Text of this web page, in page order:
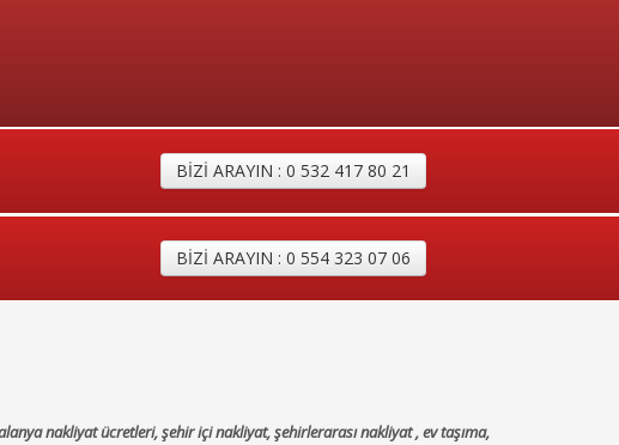
BİZİ ARAYIN : 0 532 417 80 21
BİZİ ARAYIN : 0 554 323 07 06
nakliyat ücretleri, şehir içi nakliyat, şehirlerarası nakliyat , ev taşıma,